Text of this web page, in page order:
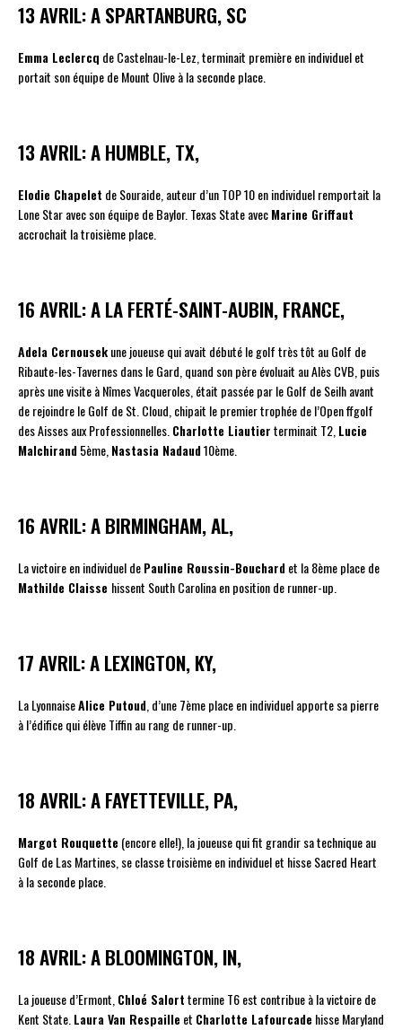
13 AVRIL: A SPARTANBURG, SC
Emma Leclercq de Castelnau-le-Lez, terminait première en individuel et
portait son équipe de Mount Olive à la seconde place.
13 AVRIL: A HUMBLE, TX,
Elodie Chapelet de Souraide, auteur d’un TOP 10 en individuel remportait la
Lone Star avec son équipe de Baylor. Texas State avecMarine Griffaut
accrochait la troisième place.
16 AVRIL: A LA FERTÉ-SAINT-AUBIN, FRANCE,
Adela Cernousekune joueuse qui avait débuté le golf très tôt au Golf de
Ribaute-les-Tavernes dans le Gard, quand son père évoluait au Alès CVB, puis
après une visite à Nîmes Vacqueroles, était passée par le Golf de Seilh avant
de rejoindre le Golf de St. Cloud, chipait le premier trophée de l’Open ffgolf
des Aisses aux Professionnelles. Charlotte Liautierterminait T2, Lucie
Malchirand5ème, Nastasia Nadaud10ème.
16 AVRIL: A BIRMINGHAM, AL,
La victoire en individuel dePauline Roussin-Bouchardet la 8ème place de
Mathilde Claisse hissent South Carolina en position de runner-up.
17 AVRIL: A LEXINGTON, KY,
La LyonnaiseAlice Putoud , d’une 7ème place en individuel apporte sa pierre
à l’édifice qui élève Tiffin au rang de runner-up.
18 AVRIL: A FAYETTEVILLE, PA,
Margot Rouquette(encore elle!), la joueuse qui fit grandir sa technique au
Golf de Las Martines, se classe troisième en individuel et hisse Sacred Heart
à la seconde place.
18 AVRIL: A BLOOMINGTON, IN,
La joueuse d’Ermont, Chloé Salorttermine T6 est contribue à la victoire de
Kent State. Laura Van Respailleet Charlotte Lafourcadehisse Maryland